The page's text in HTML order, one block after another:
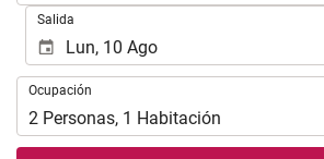
Salida
Ocupación
Ocupación
2 Personas, 1 Habitación